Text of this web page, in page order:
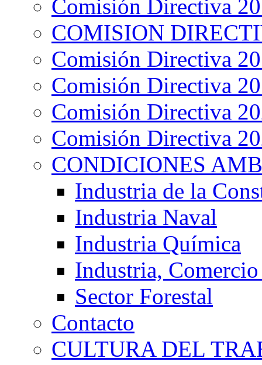
Comisión Directiva
COMISION
Comisión Directiva
Comisión Directiva
Comisión Directiva
Comisión Directiva
CONDICIONES
Industria de la
Industria Naval
Industria Química
Industria,
Sector Forestal
Contacto
CULTURA DEL